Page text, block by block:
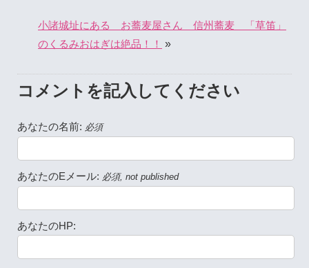
小諸城址にある お蕎麦屋さん 信州蕎麦 「草笛」
のくるみおはぎは絶品！！ »
コメントを記入してください
あなたの名前: 必須
あなたのEメール: 必須, not published
あなたのHP: